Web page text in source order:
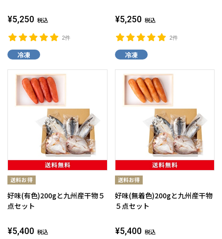
2件
¥5,250 税込
冷凍
2件
¥5,250 税込
冷凍
好味(有色)200gと九州産干物５
点セット
¥5,400 税込
好味(無着色)200gと九州産干物
５点セット
¥5,400 税込